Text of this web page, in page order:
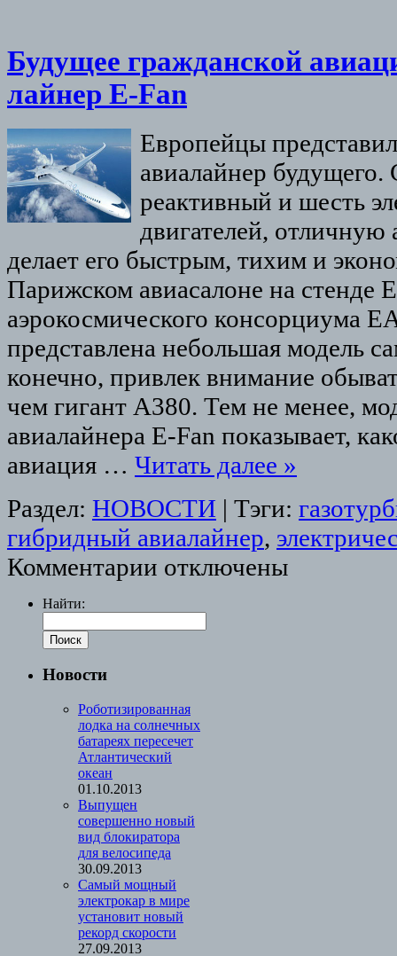
Будущее гражданской
лайнер E-Fan
Европейцы
авиалайнер
реактивный и шесть
двигателей, отличную
делает его быстрым, тихим и
Парижском авиасалоне на стенде
аэрокосмического консорциума
представлена небольшая модель
конечно, привлек внимание
чем гигант А380. Тем не менее,
авиалайнера E-Fan показывает,
авиация … Читать далее »
Раздел: НОВОСТИ | Тэги:
гибридный авиалайнер,
Комментарии отключены
Найти:
Новости
Роботизированная
лодка на солнечных
батареях пересечет
Атлантический
океан
01.10.2013
Выпущен
совершенно новый
вид блокиратора
для велосипеда
30.09.2013
Cамый мощный
электрокар в мире
установит новый
рекорд скорости
27.09.2013